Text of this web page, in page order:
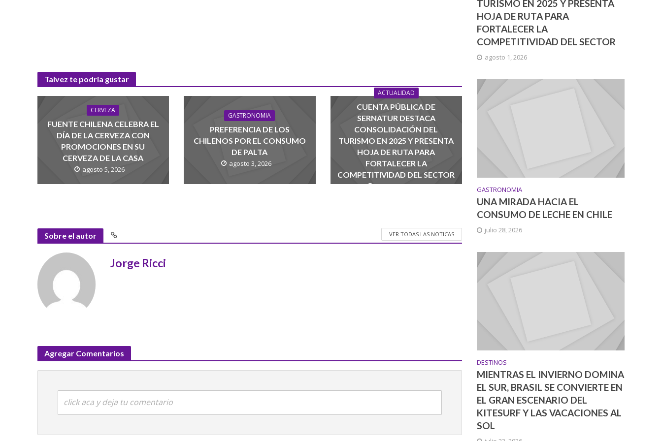
Talvez te podria gustar
CERVEZA
FUENTE CHILENA CELEBRA EL
DÍA DE LA CERVEZA CON
PROMOCIONES EN SU
CERVEZA DE LA CASA
agosto 5, 2026
GASTRONOMIA
PREFERENCIA DE LOS
CHILENOS POR EL CONSUMO
DE PALTA
agosto 3, 2026
ACTUALIDAD
CUENTA PÚBLICA DE
SERNATUR DESTACA
CONSOLIDACIÓN DEL
TURISMO EN 2025 Y PRESENTA
HOJA DE RUTA PARA
FORTALECER LA
COMPETITIVIDAD DEL SECTOR
agosto 1, 2026
Sobre el autor VER TODAS LAS NOTICAS
Jorge Ricci
Agregar Comentarios
click aca y deja tu comentario
TURISMO EN 2025 Y PRESENTA
HOJA DE RUTA PARA
FORTALECER LA
COMPETITIVIDAD DEL SECTOR
agosto 1, 2026
GASTRONOMIA
UNA MIRADA HACIA EL
CONSUMO DE LECHE EN CHILE
julio 28, 2026
DESTINOS
MIENTRAS EL INVIERNO DOMINA
EL SUR, BRASIL SE CONVIERTE EN
EL GRAN ESCENARIO DEL
KITESURF Y LAS VACACIONES AL
SOL